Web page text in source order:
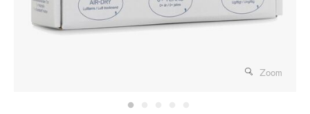
Zoom